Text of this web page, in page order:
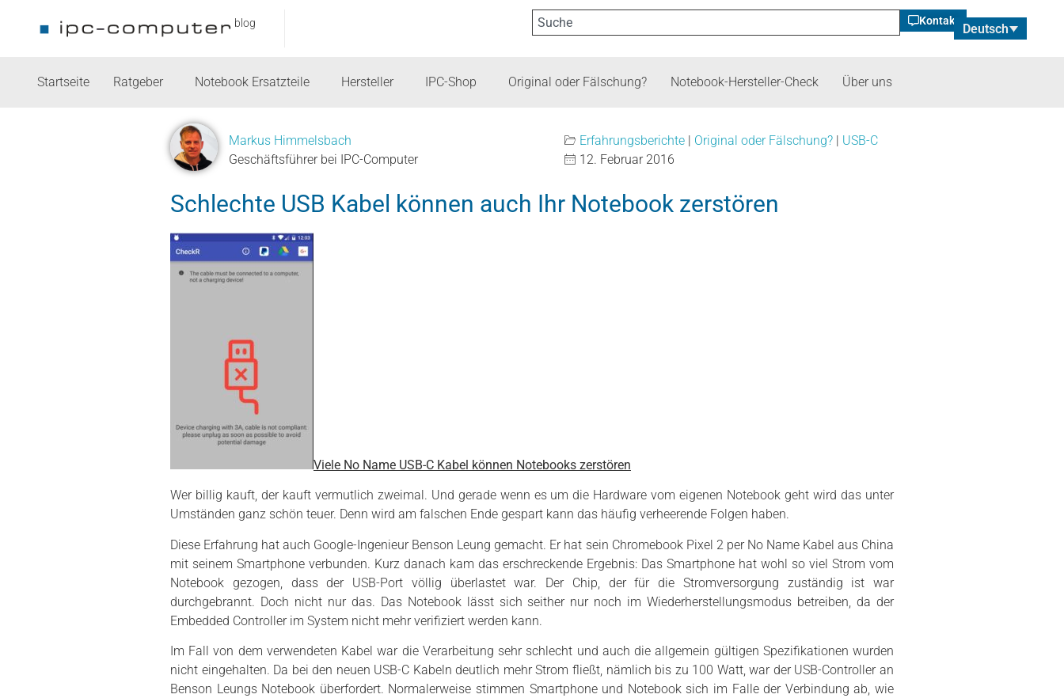
blog Kontakt
Deutsch
Startseite Ratgeber Notebook Ersatzteile Hersteller IPC-Shop Original oder Fälschung? Notebook-Hersteller-Check Über uns
Markus Himmelsbach
Geschäftsführer bei IPC-Computer
Erfahrungsberichte| Original oder Fälschung?| USB-C
12. Februar 2016
Schlechte USB Kabel können auch Ihr Notebook zerstören
Viele No Name USB-C Kabel können Notebooks zerstören
Wer billig kauft, der kauft vermutlich zweimal. Und gerade wenn es um die Hardware vom eigenen Notebook geht wird das unter
Umständen ganz schön teuer. Denn wird am falschen Ende gespart kann das häufig verheerende Folgen haben.
Diese Erfahrung hat auch Google-Ingenieur Benson Leung gemacht. Er hat sein Chromebook Pixel 2 per No Name Kabel aus China
mit seinem Smartphone verbunden. Kurz danach kam das erschreckende Ergebnis: Das Smartphone hat wohl so viel Strom vom
Notebook gezogen, dass der USB-Port völlig überlastet war. Der Chip, der für die Stromversorgung zuständig ist war
durchgebrannt. Doch nicht nur das. Das Notebook lässt sich seither nur noch im Wiederherstellungsmodus betreiben, da der
Embedded Controller im System nicht mehr verifiziert werden kann.
Im Fall von dem verwendeten Kabel war die Verarbeitung sehr schlecht und auch die allgemein gültigen Spezifikationen wurden
nicht eingehalten. Da bei den neuen USB-C Kabeln deutlich mehr Strom fließt, nämlich bis zu 100 Watt, war der USB-Controller an
Benson Leungs Notebook überfordert. Normalerweise stimmen Smartphone und Notebook sich im Falle der Verbindung ab, wie